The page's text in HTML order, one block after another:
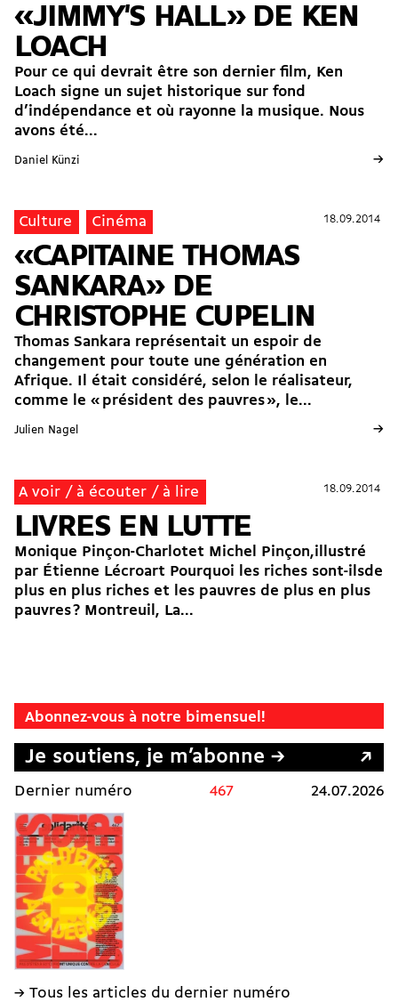
«JIMMY'S HALL» DE KEN
LOACH
Pour ce qui devrait être son dernier film, Ken
Loach signe un sujet historique sur fond
d’indépendance et où rayonne la musique. Nous
avons été...
Daniel Künzi →
18.09.2014
Culture Cinéma 18.09.2014
«CAPITAINE THOMAS
SANKARA» DE
CHRISTOPHE CUPELIN
Thomas Sankara représentait un espoir de
changement pour toute une génération en
Afrique. Il était considéré, selon le réalisateur,
comme le « président des pauvres », le...
Julien Nagel →
18.09.2014
A voir / à écouter / à lire 18.09.2014
LIVRES EN LUTTE
Monique Pinçon-Charlotet Michel Pinçon,illustré
par Étienne Lécroart Pourquoi les riches sont-ilsde
plus en plus riches et les pauvres de plus en plus
pauvres ? Montreuil, La...
Abonnez-vous à notre bimensuel!
Je soutiens, je m’abonne →
Dernier numéro 467 24.07.2026
→ Tous les articles du dernier numéro